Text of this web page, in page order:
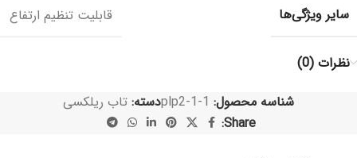
سایر ویژگی‌ها قابلیت تنظیم ارتفاع
نظرات (0)
شناسه محصول: plp2-1-1دسته: تاب ریلکسی
Share: